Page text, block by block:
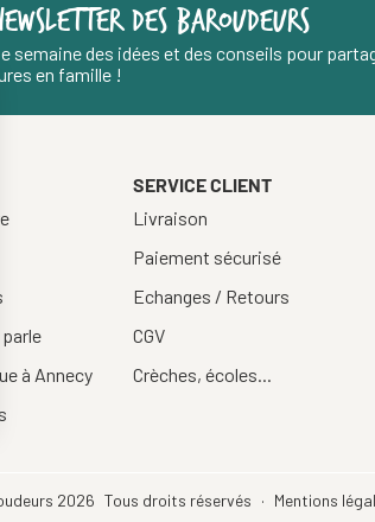
DES BAROUDEURS
semaine des idées et des conseils pour
en famille !
à Annecy
SERVICE CLIENT
Livraison
Paiement sécurisé
Echanges / Retours
CGV
Crèches, écoles...
2026 Tous droits réservés Mentions